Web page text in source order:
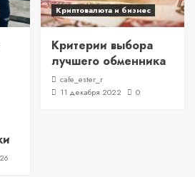
Криптовалюта и бизнес
Критерии выбора
лучшего обменника
cafe_ester_r
11 декабря 2022
0